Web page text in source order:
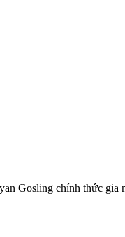
Gosling chính thức